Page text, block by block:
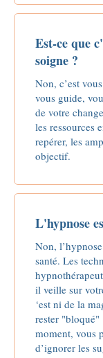
Est-ce que
soigne ?
Non, c’est
vous guide,
de votre
les ressources
repérer, les
objectif.
L'hypnose
Non,
santé. Les
il veille sur
‘est ni de la
rester "bloqué"
moment, vous
d’ignorer les